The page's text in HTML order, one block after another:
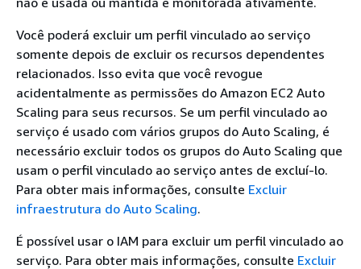
Você poderá excluir um perfil vinculado ao serviço
somente depois de excluir os recursos dependentes
relacionados. Isso evita que você revogue
acidentalmente as permissões do Amazon EC2 Auto
Scaling para seus recursos. Se um perfil vinculado ao
serviço é usado com vários grupos do Auto Scaling, é
necessário excluir todos os grupos do Auto Scaling que
usam o perfil vinculado ao serviço antes de excluí-lo.
Para obter mais informações, consulte Excluir
infraestrutura do Auto Scaling.
É possível usar o IAM para excluir um perfil vinculado ao
serviço. Para obter mais informações, consulte Excluir